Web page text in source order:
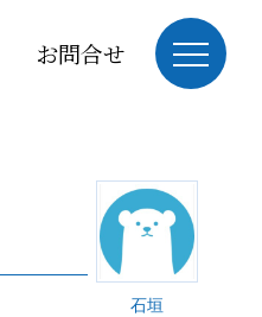
お問合せ
石垣